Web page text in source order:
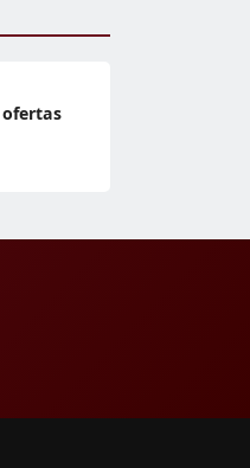
ofertas